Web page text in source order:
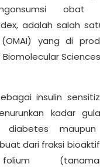
obat
adalah salah
yang di
Sciences
insulin
kadar
maupun
dari fraksi